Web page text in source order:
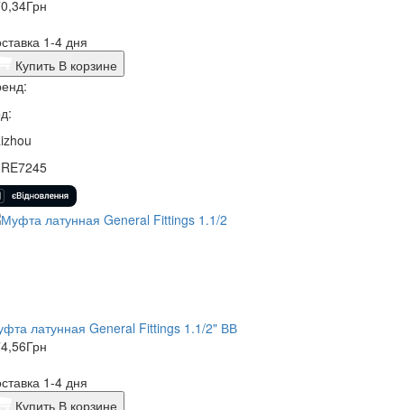
Грн
1-4 дня
Купить В корзине
латунная General Fittings 1.1/2" ВВ
Грн
1-4 дня
Купить В корзине